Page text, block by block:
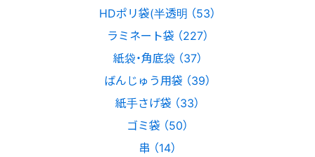
HDポリ袋(半透明 （53）
ラミネート袋 （227）
紙袋・角底袋 （37）
ばんじゅう用袋 （39）
紙手さげ袋 （33）
ゴミ袋 （50）
串 （14）